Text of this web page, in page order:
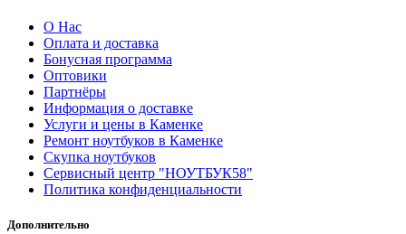
О Нас
Оплата и доставка
Бонусная программа
Оптовики
Партнёры
Информация о доставке
Услуги и цены в Каменке
Ремонт ноутбуков в Каменке
Скупка ноутбуков
Сервисный центр "НОУТБУК58"
Политика конфиденциальности
Дополнительно